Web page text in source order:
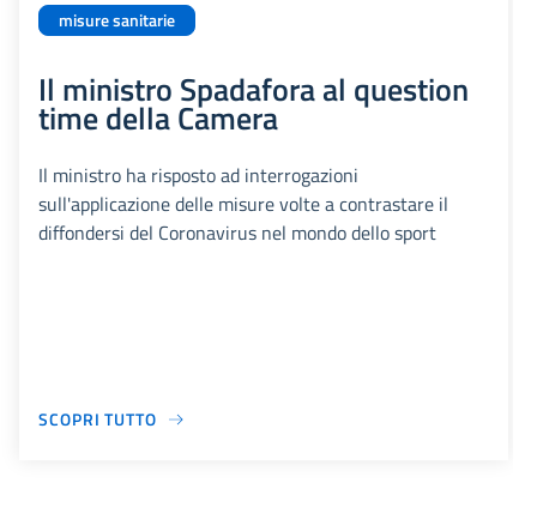
misure sanitarie
Il ministro Spadafora al question
time della Camera
Il ministro ha risposto ad interrogazioni
sull'applicazione delle misure volte a contrastare il
diffondersi del Coronavirus nel mondo dello sport
SCOPRI TUTTO